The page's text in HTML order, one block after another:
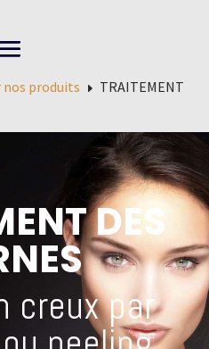
nos produits E TRAITEMENT
DES
creux par